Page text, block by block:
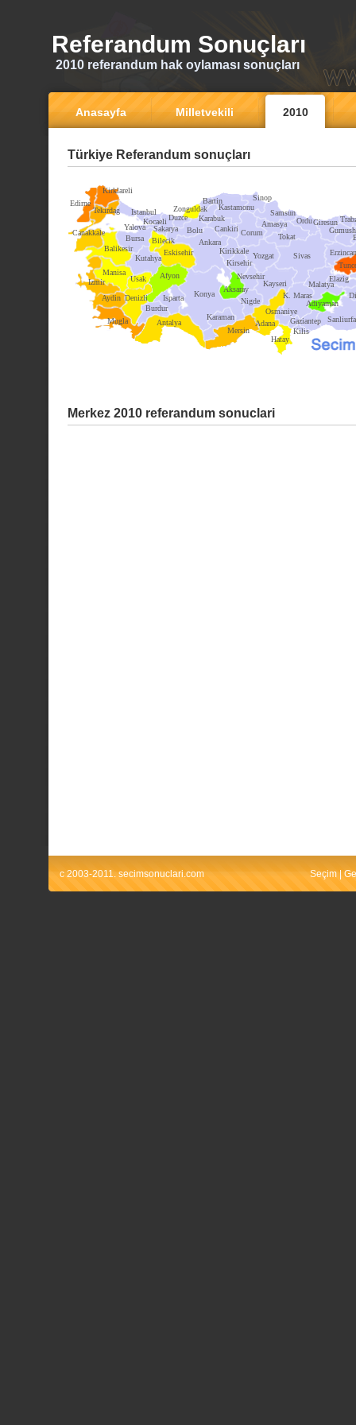
Referandum Sonuçları
2010 referandum hak oylaması sonuçları
Anasayfa Milletvekili 2010
Türkiye Referandum sonuçları
Ankara
Kirklareli
Edirne
Tekirdag
Canakkale
Balikesir
Bursa
Istanbul
Kocaeli
Sakarya
Zonguldak
Bolu
Bilecik
Eskisehir
Kutahya
Manisa
Izmir
Aydin
Mugla
Denizli
Burdur
Usak Afyon
Isparta
Antalya
Konya
Mersin
Kirsehir
Cankiri
Kastamonu
Sinop
Corum
Yozgat
Nevsehir
Nigde
Adana
Hatay
K. Maras
Kayseri
Sivas
Tokat
Amasya
Samsun
OrduGiresun
Erzincan
Malatya
Gaziantep Sanliurfa
Adiyaman
Elazig
Kirikkale
Karaman
Aksaray
Kilis
Duzce Karabuk
Bartin
Osmaniye
Yalova
Merkez 2010 referandum sonuclari
c 2003-2011. secimsonuclari.com Seçim